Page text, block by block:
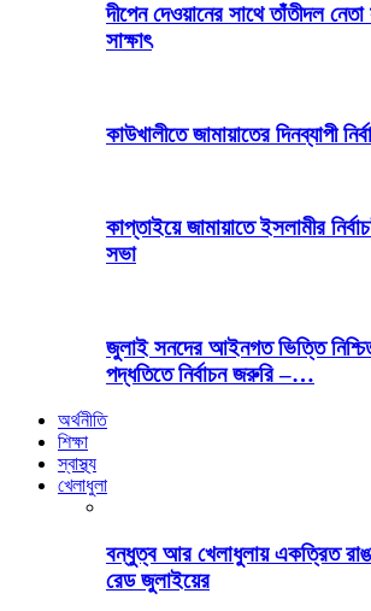
দীপেন দেওয়ানের সাথে তাঁতীদল
সাক্ষাৎ
কাউখালীতে জামায়াতের দিনব্যাপী
কাপ্তাইয়ে জামায়াতে ইসলামীর
সভা
জুলাই সনদের আইনগত ভিত্তি
পদ্ধতিতে নির্বাচন জরুরি –…
অর্থনীতি
শিক্ষা
স্বাস্থ্য
খেলাধুলা
বন্ধুত্ব আর খেলাধুলায় একত্রিত
রেড জুলাইয়ের